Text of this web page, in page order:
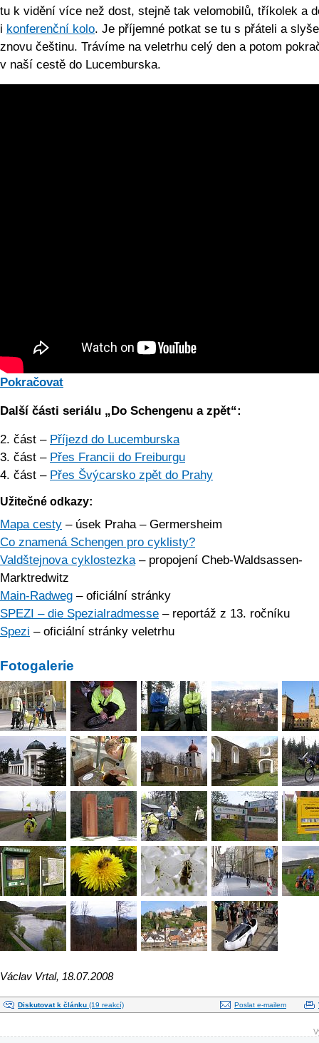
tu k vidění více než dost, stejně tak velomobilů, tříkolek a
i konferenční kolo. Je příjemné potkat se tu s přáteli a
znovu češtinu. Trávíme na veletrhu celý den a potom
v naší cestě do Lucemburska.
Pokračovat
Další části seriálu „Do Schengenu a zpět“:
2. část – Příjezd do Lucemburska
3. část – Přes Francii do Freiburgu
4. část – Přes Švýcarsko zpět do Prahy
Užitečné odkazy:
Mapa cesty – úsek Praha – Germersheim
Co znamená Schengen pro cyklisty?
Valdštejnova cyklostezka– propojení Cheb-Waldsassen-
Marktredwitz
Main-Radweg – oficiální stránky
SPEZI – die Spezialradmesse – reportáž z 13. ročníku
Spezi – oficiální stránky veletrhu
Fotogalerie
Václav Vrtal, 18.07.2008
Diskutovat k článku (19 reakcí) Poslat e-mailem